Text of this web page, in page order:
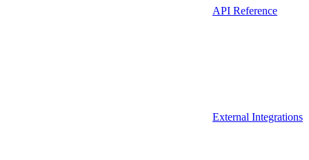
API Reference
External Integrations